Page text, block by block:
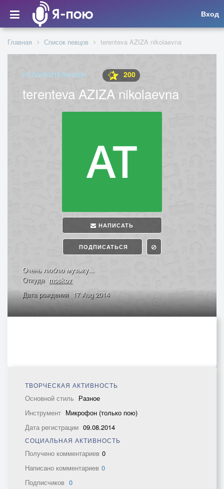
Вход
Главная Список певцов terenteva AZIZA nikolaevna
ИСПОЛНИТЕЛЬНИЦА 200
terenteva AZIZA nikolaevna
НАПИСАТЬ
ПОДПИСАТЬСЯ
Очень люблю музыку...
Откуда moskov
Дата рождения 17 Aug 2014
ТВОРЧЕСКАЯ АКТИВНОСТЬ
Основной стиль Разное
Инструмент Микрофон (только пою)
Дата регистрации 09.08.2014
СОЦИАЛЬНАЯ АКТИВНОСТЬ
Получено комментариев 0
Написано комментариев 0
Подписчиков 0